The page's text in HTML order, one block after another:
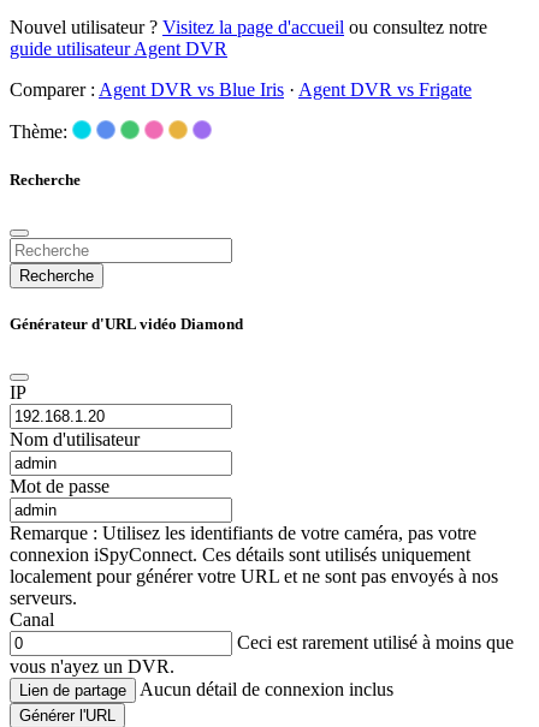
Nouvel utilisateur ? Visitez la page d'accueil ou consultez notre
guide utilisateur Agent DVR
Comparer : Agent DVR vs Blue Iris · Agent DVR vs Frigate
Thème:
Recherche
Recherche
Générateur d'URL vidéo Diamond
IP
Nom d'utilisateur
Mot de passe
Remarque : Utilisez les identifiants de votre caméra, pas votre
connexion iSpyConnect. Ces détails sont utilisés uniquement
localement pour générer votre URL et ne sont pas envoyés à nos
serveurs.
Canal
Ceci est rarement utilisé à moins que
vous n'ayez un DVR.
Lien de partage Aucun détail de connexion inclus
Générer l'URL